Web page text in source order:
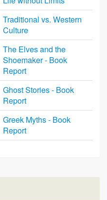
Traditional vs. Western
Culture
The Elves and the
Shoemaker - Book
Report
Ghost Stories - Book
Report
Greek Myths - Book
Report